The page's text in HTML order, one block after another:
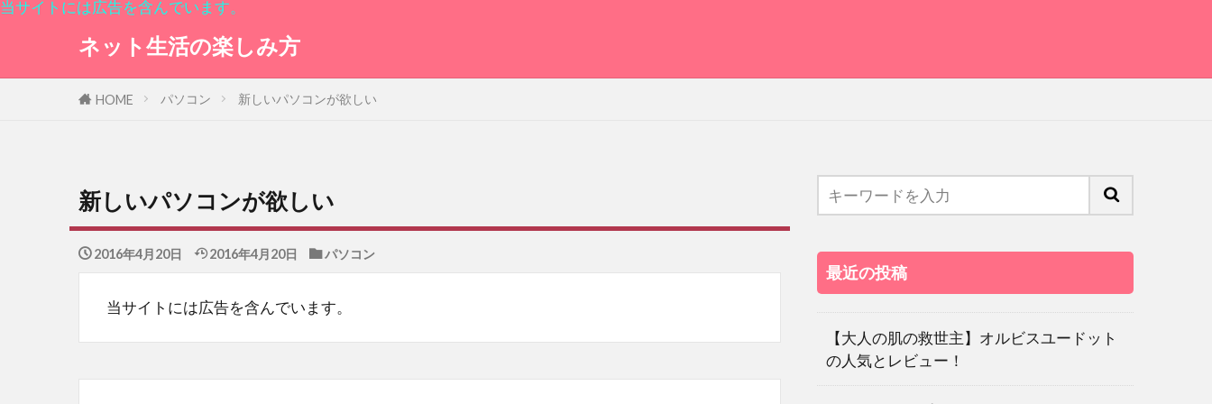
当サイトには広告を含んでいます。
ネット生活の楽しみ方
HOME パソコン 新しいパソコンが欲しい
新しいパソコンが欲しい
2016年4月20日 2016年4月20日 パソコン
当サイトには広告を含んでいます。
最近の投稿
【大人の肌の救世主】オルビスユードット
の人気とレビュー！